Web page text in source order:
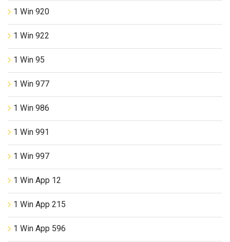
1 Win 920
1 Win 922
1 Win 95
1 Win 977
1 Win 986
1 Win 991
1 Win 997
1 Win App 12
1 Win App 215
1 Win App 596